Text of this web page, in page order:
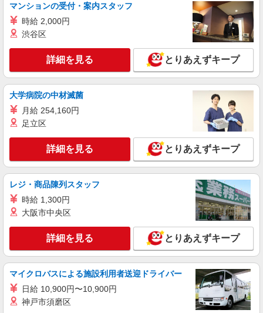
正社員
COCO DEAL（ココディール） ジョイナス店
未経験歓迎のアパレル販売スタッフ
未経験：月給243,800円〜400,000円 経験者
（店長候補）：月給300,000円〜 ※試用期間中は
270,000円〜 ★固定残業手当：30,800円（月給に
含む） ※経験・能力考慮 ※固定残業時間は1ヶ月
あたり20時間、超過時は追加で残業手当支給 ※月
3万円まで交通費支給 ※試用期間（2〜3ヶ月）も
途支給）※試用期間明けから支給／特別手当 ※手
当の種類はエリアにより異なります。詳細は面接
時にお尋ねください。
≪ジョイナス店≫ 神奈川県横浜市西区南幸1-4
B1 ■各線「横浜駅」より徒歩2分
詳細を見る
パート
DESERTSNOW
販売員
［アルバイト・パート］時給1,230円〜
三丁目5番1号 マークイズみなとみらい
キープ 詳細を見る
AMERICAN HOLIC
販売スタッフ
［アルバイト・パート］時給1,300円〜 (スキ
マンションの受付・案内スタッフ
時給 2,000円
渋谷区
詳細を見る とりあえずキープ
大学病院の中材滅菌
月給 254,160円
足立区
詳細を見る とりあえずキープ
レジ・商品陳列スタッフ
時給 1,300円
大阪市中央区
詳細を見る とりあえずキープ
マイクロバスによる施設利用者送迎ドライバー
日給 10,900円〜10,900円
神戸市須磨区